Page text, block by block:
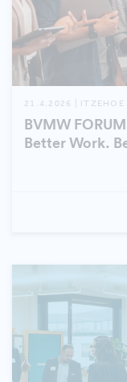
21.4.2026 | ITZEHOE
BVMW
Better Work.